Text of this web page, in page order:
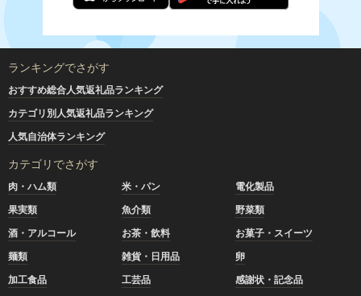
ランキングでさがす
おすすめ総合人気返礼品ランキング
カテゴリ別人気返礼品ランキング
人気自治体ランキング
カテゴリでさがす
肉・ハム類 米・パン
電化製品
果実類
魚介類
野菜類
酒・アルコール
お茶・飲料
お菓子・スイーツ
麺類
雑貨・日用品
卵
加工食品
工芸品
感謝状・記念品